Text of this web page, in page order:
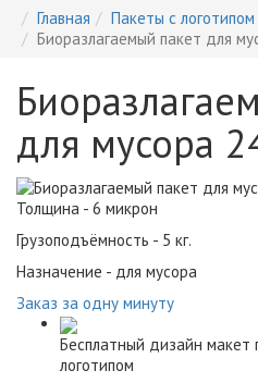
Главная
Пакеты с логотипом
Биоразлагаемый пакет для
для мусора
Толщина - 6 микрон
Грузоподъёмность - 5 кг.
Назначение - для мусора
Заказ за одну минуту
Бесплатный дизайн макет
логотипом